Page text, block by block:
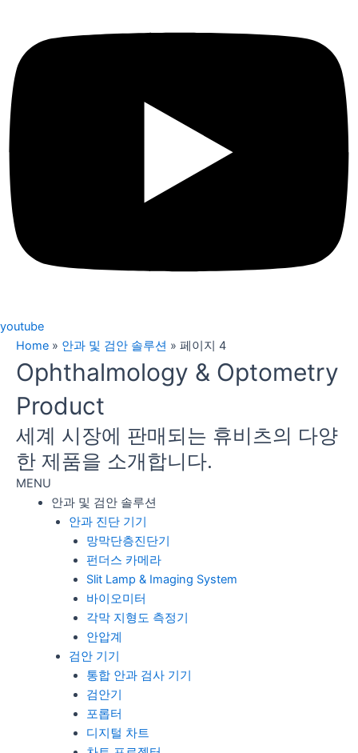
youtube
Home » 안과 및 검안 솔루션 » 페이지 4
Ophthalmology & Optometry
Product
세계 시장에 판매되는 휴비츠의 다양
한 제품을 소개합니다.
MENU
안과 및 검안 솔루션
안과 진단 기기
망막단층진단기
펀더스 카메라
Slit Lamp & Imaging System
바이오미터
각막 지형도 측정기
안압계
검안 기기
통합 안과 검사 기기
검안기
포롭터
디지털 차트